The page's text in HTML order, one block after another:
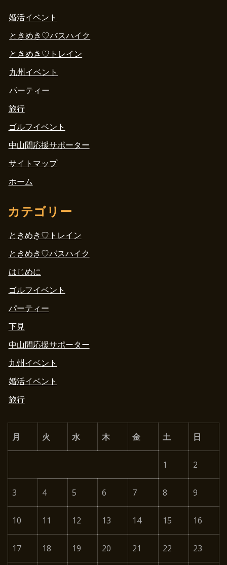
婚活イベント
ときめき♡バスハイク
ときめき♡トレイン
九州イベント
パーティー
旅行
ゴルフイベント
中山間応援サポーター
サイトマップ
ホーム
カテゴリー
ときめき♡トレイン
ときめき♡バスハイク
はじめに
ゴルフイベント
パーティー
下見
中山間応援サポーター
九州イベント
婚活イベント
旅行
月 火 水 木 金 土 日
1 2
3 4 5 6 7 8 9
10 11 12 13 14 15 16
17 18 19 20 21 22 23